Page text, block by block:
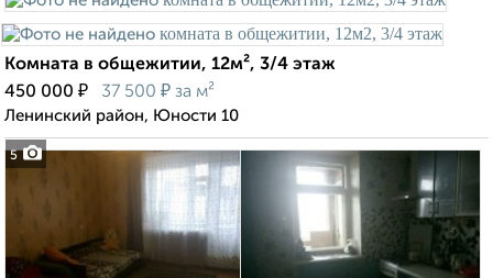
5
Комната в общежитии, 12м², 3/4 этаж
450 000 ₽ 37 500 ₽ за м²
Ленинский район, Юности 10